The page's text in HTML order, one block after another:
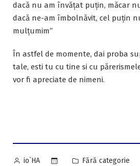
dacă nu am învăţat puţin, măcar
dacă ne-am îmbolnăvit, cel puţin
mulţumim”
În astfel de momente, dai proba
tale, esti tu cu tine si cu
vor fi apreciate de nimeni.
Posted
io`HA
Posted
Fără categorie